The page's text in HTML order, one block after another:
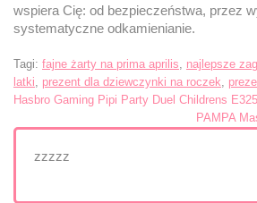
wspiera Cię: od bezpieczeństwa, przez
systematyczne odkamienianie.
Tagi: fajne żarty na prima aprilis, najlepsze
latki, prezent dla dziewczynki na roczek,
Nawigacja
wpisu
Hasbro Gaming Pipi Party Duel Childrens
PAMPA
zzzzz